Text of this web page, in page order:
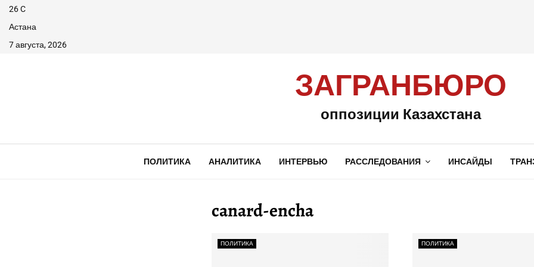
26C
Астана
7 августа, 2026
ЗАГРАНБЮРО
оппозиции Казахстана
ПОЛИТИКА АНАЛИТИКА ИНТЕРВЬЮ РАССЛЕДОВАНИЯ ИНСАЙДЫ
canard-encha
ПОЛИТИКА ПОЛИТИКА